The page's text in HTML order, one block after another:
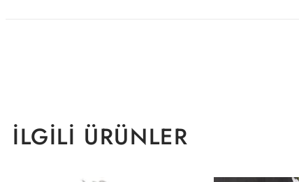
İLGILI ÜRÜNLER